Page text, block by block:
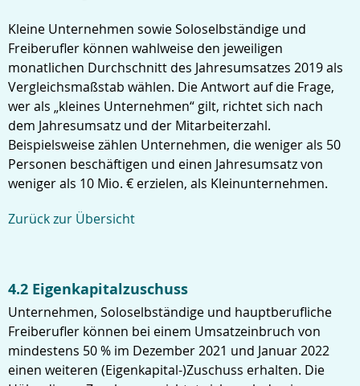
Kleine Unternehmen sowie Soloselbständige und
Freiberufler können wahlweise den jeweiligen
monatlichen Durchschnitt des Jahresumsatzes 2019 als
Vergleichsmaßstab wählen. Die Antwort auf die Frage,
wer als „kleines Unternehmen“ gilt, richtet sich nach
dem Jahresumsatz und der Mitarbeiterzahl.
Beispielsweise zählen Unternehmen, die weniger als 50
Personen beschäftigen und einen Jahresumsatz von
weniger als 10 Mio. € erzielen, als Kleinunternehmen.
Zurück zur Übersicht
4.2 Eigenkapitalzuschuss
Unternehmen, Soloselbständige und hauptberufliche
Freiberufler können bei einem Umsatzeinbruch von
mindestens 50 % im Dezember 2021 und Januar 2022
einen weiteren (Eigenkapital-)Zuschuss erhalten. Die